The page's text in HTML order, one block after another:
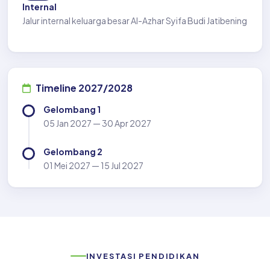
Internal
Jalur internal keluarga besar Al-Azhar Syifa Budi Jatibening
Timeline 2027/2028
Gelombang 1
05 Jan 2027 — 30 Apr 2027
Gelombang 2
01 Mei 2027 — 15 Jul 2027
INVESTASI PENDIDIKAN